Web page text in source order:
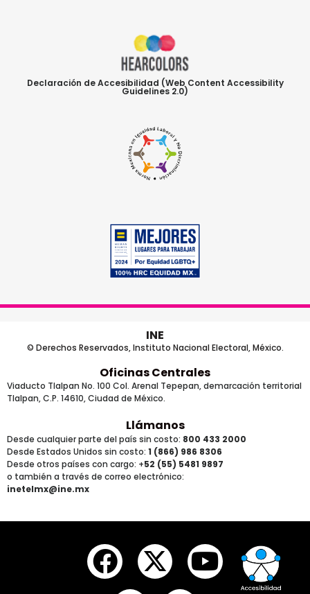
Declaración de Accesibilidad (Web Content Accessibility
Guidelines 2.0)
INE
© Derechos Reservados, Instituto Nacional Electoral, México.
Oficinas Centrales
Viaducto Tlalpan No. 100 Col. Arenal Tepepan, demarcación territorial
Tlalpan, C.P. 14610, Ciudad de México.
Llámanos
Desde cualquier parte del país sin costo: 800 433 2000
Desde Estados Unidos sin costo: 1 (866) 986 8306
Desde otros países con cargo: +52 (55) 5481 9897
o también a través de correo electrónico:
inetelmx@ine.mx